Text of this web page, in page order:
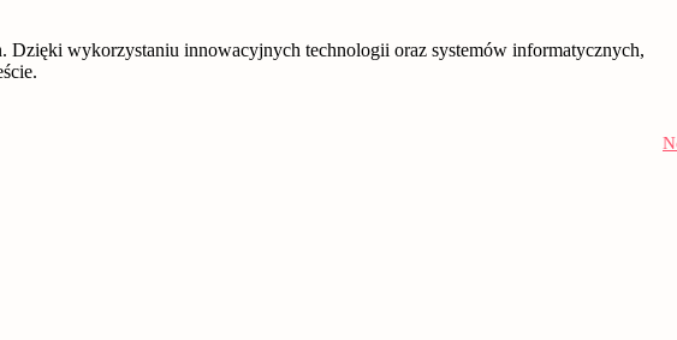
Dzięki wykorzystaniu innowacyjnych technologii oraz systemów informatycznych,